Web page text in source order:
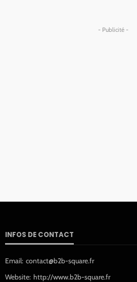
- Publicité -
INFOS DE CONTACT
Email: contact@b2b-square.fr
Website: http://www.b2b-square.fr